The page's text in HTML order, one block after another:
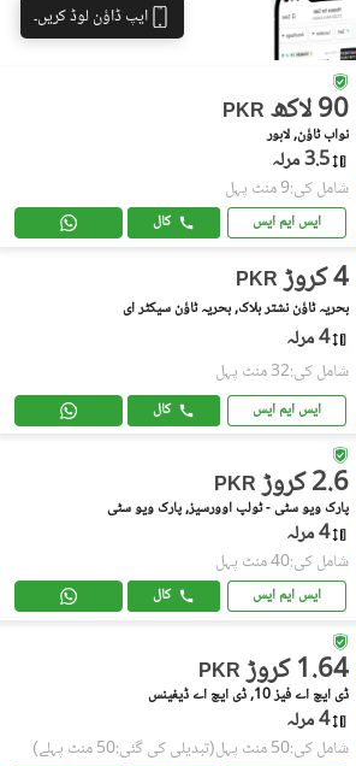
ایپ ڈاؤن لوڈ کریں۔
PKR 90 لاکھ
نواب ٹاؤن, لاہور
3.5 مرلہ
شامل کی:9 منٹ پہل
ایس ایم ایس کال
PKR 4 کروڑ
بحریہ ٹاؤن نشتر بلاک, بحریہ ٹاؤن سیکٹر ای
4 مرلہ
شامل کی:32 منٹ پہل
ایس ایم ایس کال
PKR 2.6 کروڑ
پارک ویو سٹی - ٹولپ اوورسیز, پارک ویو سٹی
4 مرلہ
شامل کی:40 منٹ پہل
ایس ایم ایس کال
PKR 1.64 کروڑ
ڈی ایچ اے فیز 10, ڈی ایچ اے ڈیفینس
4 مرلہ
شامل کی:50 منٹ پہل (تبدیلی کی گئی:50 منٹ پہلے)